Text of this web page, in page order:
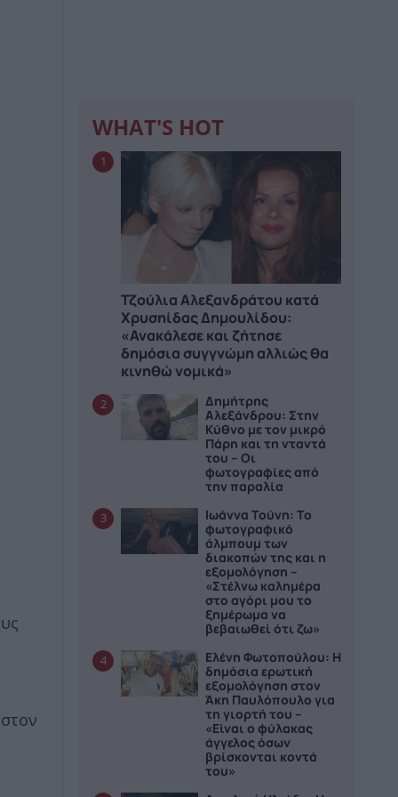
WHAT'S HOT
1
Τζούλια Αλεξανδράτου κατά
Χρυσηίδας Δημουλίδου:
«Ανακάλεσε και ζήτησε
δημόσια συγγνώμη αλλιώς θα
κινηθώ νομικά»
2
Δημήτρης
Αλεξάνδρου: Στην
Κύθνο με τον μικρό
Πάρη και τη νταντά
του – Οι
φωτογραφίες από
την παραλία
3
Ιωάννα Τούνη: Το
φωτογραφικό
άλμπουμ των
διακοπών της και η
εξομολόγηση –
«Στέλνω καλημέρα
στο αγόρι μου το
ξημέρωμα να
βεβαιωθεί ότι ζω»
4
Ελένη Φωτοπούλου: Η
δημόσια ερωτική
εξομολόγηση στον
Άκη Παυλόπουλο για
τη γιορτή του –
«Είναι ο φύλακας
άγγελος όσων
βρίσκονται κοντά
του»